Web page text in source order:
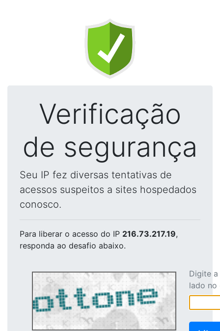
Verificação
de segurança
Seu IP fez diversas tentativas de
acessos suspeitos a sites hospedados
conosco.
Para liberar o acesso do IP 216.73.217.19,
responda ao desafio abaixo.
Digite
lado no